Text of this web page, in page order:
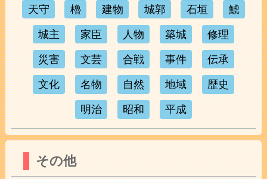
天守 櫓 建物 城郭 石垣 鯱
城主 家臣 人物 築城 修理
災害 文芸 合戦 事件 伝承
文化 名物 自然 地域 歴史
明治 昭和 平成
その他